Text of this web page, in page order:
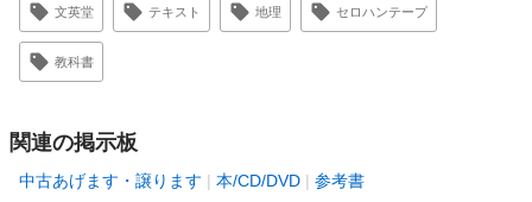
文英堂 テキスト 地理 セロハンテープ
教科書
関連の掲示板
中古あげます・譲ります 本/CD/DVD 参考書